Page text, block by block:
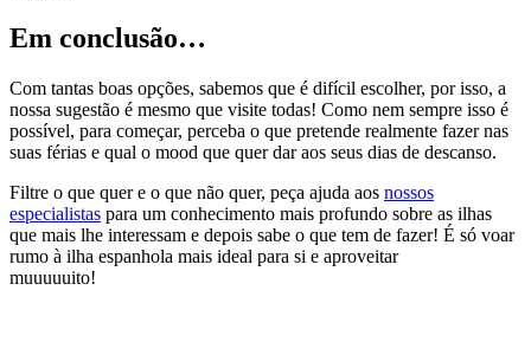
Em conclusão…
Com tantas boas opções, sabemos que é difícil escolher, por isso, a
nossa sugestão é mesmo que visite todas! Como nem sempre isso é
possível, para começar, perceba o que pretende realmente fazer nas
suas férias e qual o mood que quer dar aos seus dias de descanso.
Filtre o que quer e o que não quer, peça ajuda aos nossos
especialistas para um conhecimento mais profundo sobre as ilhas
que mais lhe interessam e depois sabe o que tem de fazer! É só voar
rumo à ilha espanhola mais ideal para si e aproveitar
muuuuuito!